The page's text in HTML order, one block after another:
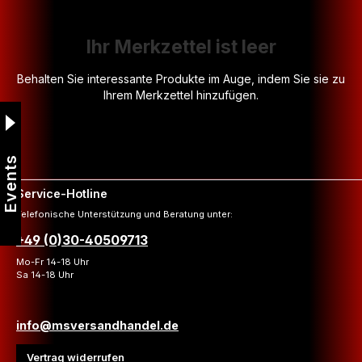
Ihr Merkzettel ist leer
Behalten Sie interessante Produkte im Auge, indem Sie sie zu
Ihrem Merkzettel hinzufügen.
Service-Hotline
Telefonische Unterstützung und Beratung unter:
+49 (0)30-40509713
Mo-Fr 14-18 Uhr
Sa 14-18 Uhr
info@msversandhandel.de
Vertrag widerrufen
Events